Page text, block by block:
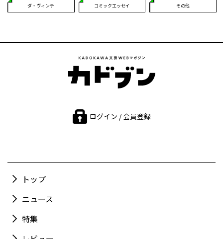
ダ・ヴィンチ コミックエッセイ その他
ログイン / 会員登録
トップ
ニュース
特集